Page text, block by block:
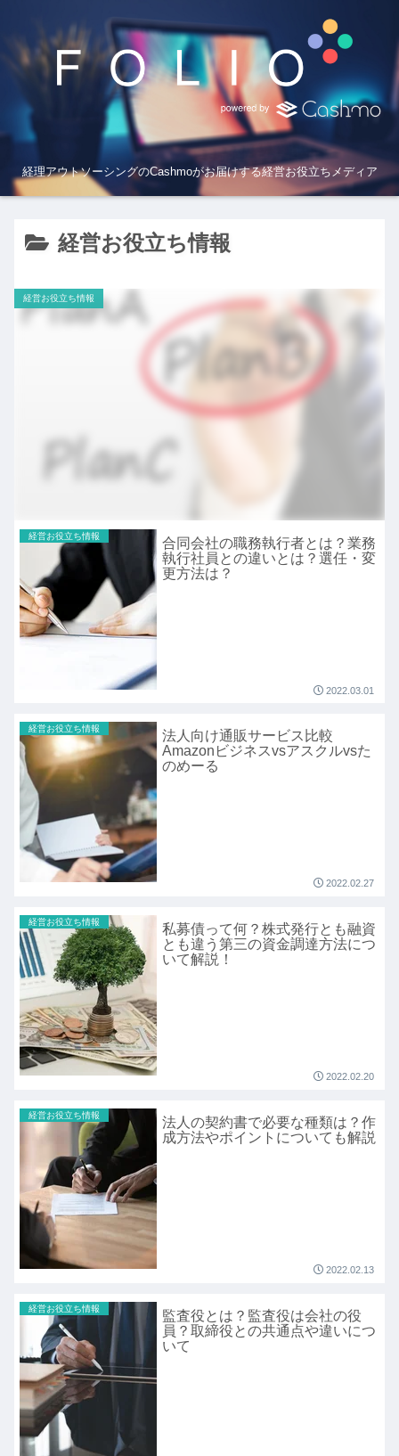
経理アウトソーシングのCashmoがお届けする経営お役立ちメディア
経営お役立ち情報
経営お役立ち情報
経営お役立ち情報
合同会社の職務執行者とは？業務
執行社員との違いとは？選任・変
更方法は？
2022.03.01
経営お役立ち情報
法人向け通販サービス比較
Amazonビジネスvsアスクルvsた
のめーる
2022.02.27
経営お役立ち情報
私募債って何？株式発行とも融資
とも違う第三の資金調達方法につ
いて解説！
2022.02.20
経営お役立ち情報
法人の契約書で必要な種類は？作
成方法やポイントについても解説
2022.02.13
経営お役立ち情報
監査役とは？監査役は会社の役
員？取締役との共通点や違いにつ
いて